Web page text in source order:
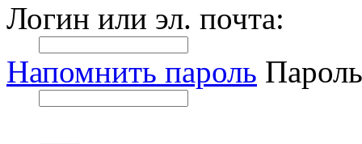
Логин или эл. почта:
Напомнить пароль